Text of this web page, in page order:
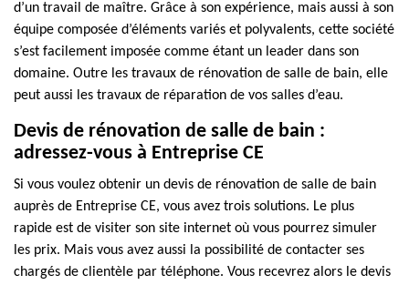
d’un travail de maître. Grâce à son expérience, mais aussi à son
équipe composée d’éléments variés et polyvalents, cette société
s’est facilement imposée comme étant un leader dans son
domaine. Outre les travaux de rénovation de salle de bain, elle
peut aussi les travaux de réparation de vos salles d’eau.
Devis de rénovation de salle de bain :
adressez-vous à Entreprise CE
Si vous voulez obtenir un devis de rénovation de salle de bain
auprès de Entreprise CE, vous avez trois solutions. Le plus
rapide est de visiter son site internet où vous pourrez simuler
les prix. Mais vous avez aussi la possibilité de contacter ses
chargés de clientèle par téléphone. Vous recevrez alors le devis